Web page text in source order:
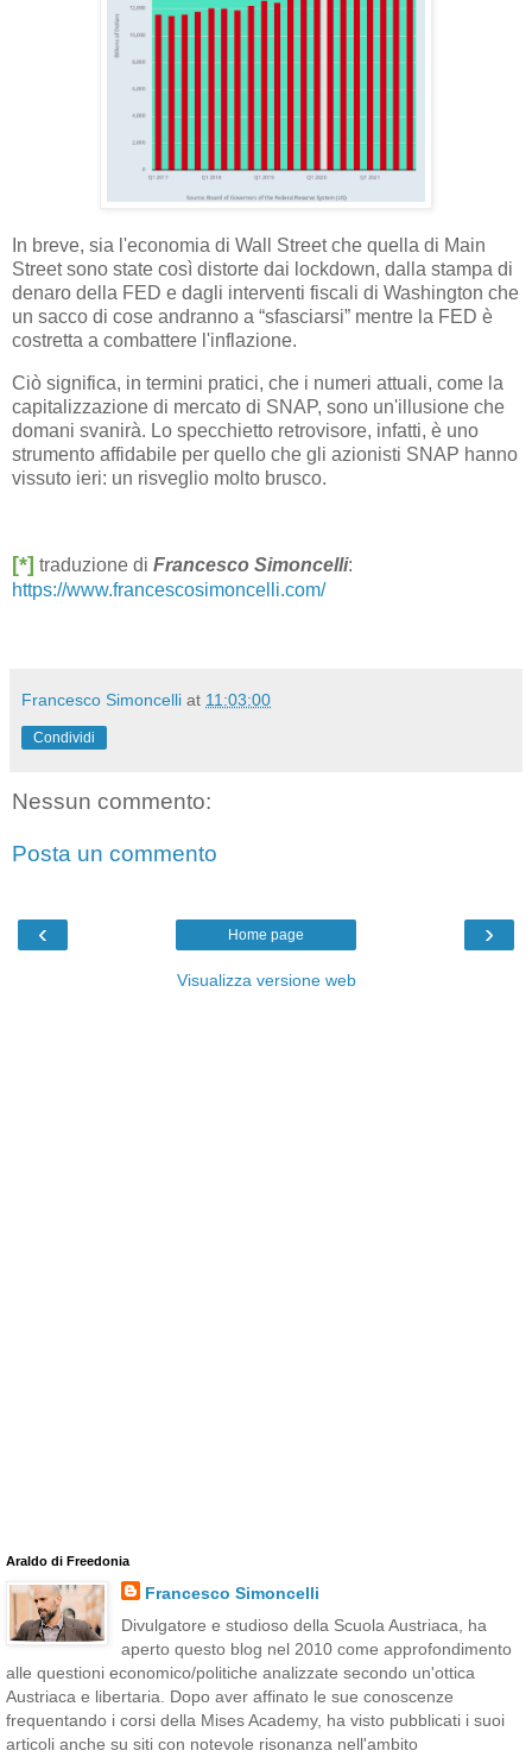
In breve, sia l'economia di Wall Street che quella di Main
Street sono state così distorte dai lockdown, dalla stampa di
denaro della FED e dagli interventi fiscali di Washington che
un sacco di cose andranno a “sfasciarsi” mentre la FED è
costretta a combattere l'inflazione.
Ciò significa, in termini pratici, che i numeri attuali, come la
capitalizzazione di mercato di SNAP, sono un'illusione che
domani svanirà. Lo specchietto retrovisore, infatti, è uno
strumento affidabile per quello che gli azionisti SNAP hanno
vissuto ieri: un risveglio molto brusco.
[*] traduzione di Francesco Simoncelli:
https://www.francescosimoncelli.com/
Francesco Simoncelli at 11:03:00
Condividi
Nessun commento:
Posta un commento
‹ ›
Home page
Visualizza versione web
Araldo di Freedonia
Francesco Simoncelli
Divulgatore e studioso della Scuola Austriaca, ha
aperto questo blog nel 2010 come approfondimento
alle questioni economico/politiche analizzate secondo un'ottica
Austriaca e libertaria. Dopo aver affinato le sue conoscenze
frequentando i corsi della Mises Academy, ha visto pubblicati i suoi
articoli anche su siti con notevole risonanza nell'ambito